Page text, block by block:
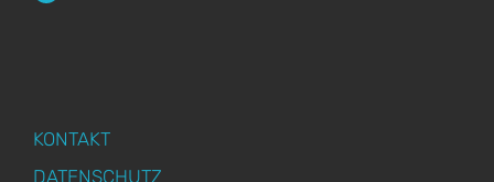
KONTAKT
DATENSCHUTZ